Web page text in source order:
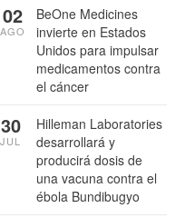
BeOne Medicines
invierte en Estados
Unidos para impulsar
medicamentos contra
el cáncer
02
AGO
Hilleman Laboratories
desarrollará y
producirá dosis de
una vacuna contra el
ébola Bundibugyo
30
JUL